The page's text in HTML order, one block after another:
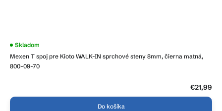
Mexen T spoj pre Kioto WALK-IN sprchové steny 8mm, čierna matná,
800-09-70
Skladom
€21,99
Do košíka